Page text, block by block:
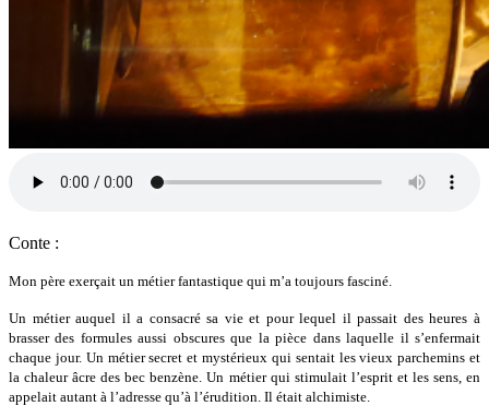
Conte :
Mon père exerçait un métier fantastique qui m’a toujours fasciné.
Un métier auquel il a consacré sa vie et pour lequel il passait des heures à
brasser des formules aussi obscures que la pièce dans laquelle il s’enfermait
chaque jour. Un métier secret et mystérieux qui sentait les vieux parchemins et
la chaleur âcre des bec benzène. Un métier qui stimulait l’esprit et les sens, en
appelait autant à l’adresse qu’à l’érudition. Il était alchimiste.